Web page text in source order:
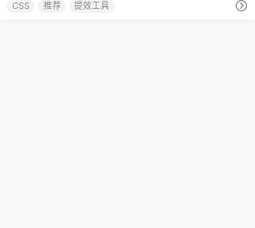
CSS 推荐 提效工具